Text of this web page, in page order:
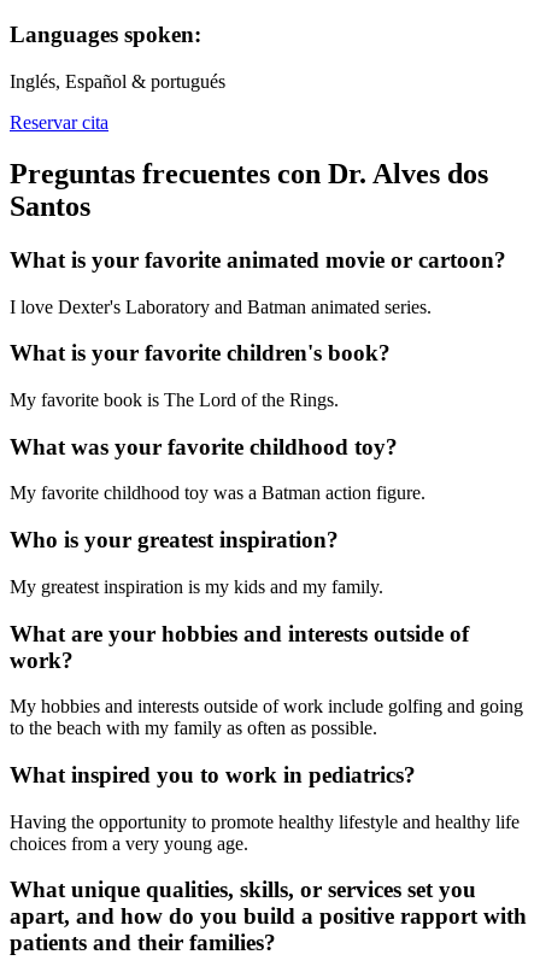
Languages spoken:
Inglés, Español & portugués
Reservar cita
Preguntas frecuentes con Dr. Alves dos
Santos
What is your favorite animated movie or cartoon?
I love Dexter's Laboratory and Batman animated series.
What is your favorite children's book?
My favorite book is The Lord of the Rings.
What was your favorite childhood toy?
My favorite childhood toy was a Batman action figure.
Who is your greatest inspiration?
My greatest inspiration is my kids and my family.
What are your hobbies and interests outside of
work?
My hobbies and interests outside of work include golfing and going
to the beach with my family as often as possible.
What inspired you to work in pediatrics?
Having the opportunity to promote healthy lifestyle and healthy life
choices from a very young age.
What unique qualities, skills, or services set you
apart, and how do you build a positive rapport with
patients and their families?